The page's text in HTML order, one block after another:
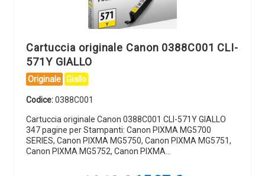
Cartuccia originale Canon 0388C001 CLI-
571Y GIALLO
Originale Giallo
Codice:0388C001
Cartuccia originale Canon 0388C001 CLI-571Y GIALLO
347 pagine per Stampanti: Canon PIXMA MG5700
SERIES, Canon PIXMA MG5750, Canon PIXMA MG5751,
Canon PIXMA MG5752, Canon PIXMA…